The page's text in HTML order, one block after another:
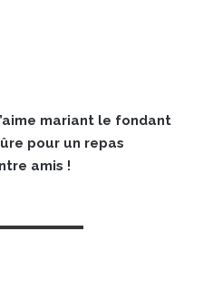
mariant le fondant
pour un repas
amis !